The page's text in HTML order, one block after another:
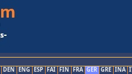
DEN ENG ESP FAI FIN FRA GER GRE INA